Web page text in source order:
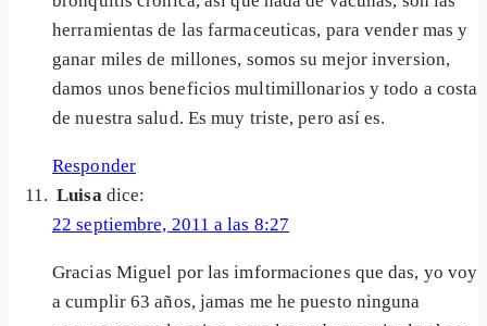
herramientas de las farmaceuticas, para vender mas y
ganar miles de millones, somos su mejor inversion,
damos unos beneficios multimillonarios y todo a costa
de nuestra salud. Es muy triste, pero así es.
Responder
Luisa dice:
22 septiembre, 2011 a las 8:27
Gracias Miguel por las imformaciones que das, yo voy
a cumplir 63 años, jamas me he puesto ninguna